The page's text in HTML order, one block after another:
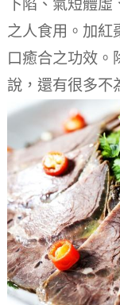
下陷、氣短體虛
之人食用。 加紅
口癒合之功效。
說，還有很多不